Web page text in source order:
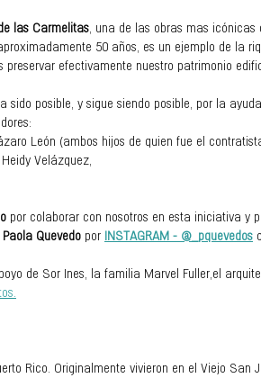
las Carmelitas, una de las obras mas icónicas
50 años, es un ejemplo de la
efectivamente nuestro patrimonio
posible, y sigue siendo posible, por la
León (ambos hijos de quien fue el
Velázquez,
por colaborar con nosotros en esta iniciativa y
Paola Quevedo por INSTAGRAM - @_pquevedos
de Sor Ines, la familia Marvel Fuller,el
Rico. Originalmente vivieron en el Viejo San